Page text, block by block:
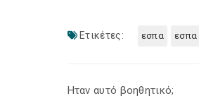
Ετικέτες: εσπα εσπα
Ηταν αυτό βοηθητικό;